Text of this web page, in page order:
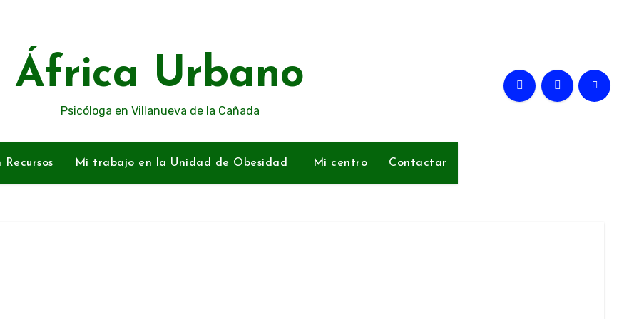
África Urbano
Psicóloga en Villanueva de la Cañada
Mi trabajo en la Unidad de Obesidad Mi centro Contactar